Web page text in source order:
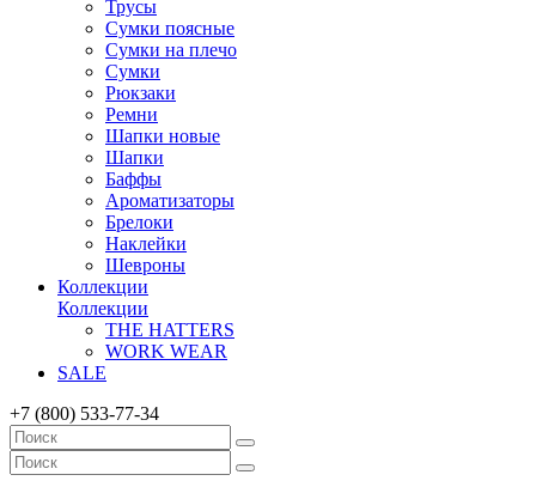
Трусы
Сумки поясные
Сумки на плечо
Сумки
Рюкзаки
Ремни
Шапки новые
Шапки
Баффы
Ароматизаторы
Брелоки
Наклейки
Шевроны
Коллекции
Коллекции
THE HATTERS
WORK WEAR
SALE
+7 (800) 533-77-34